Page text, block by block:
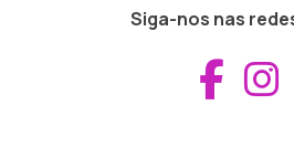
Siga-nos nas